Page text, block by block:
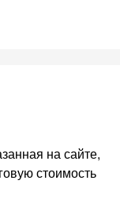
на сайте,
стоимость